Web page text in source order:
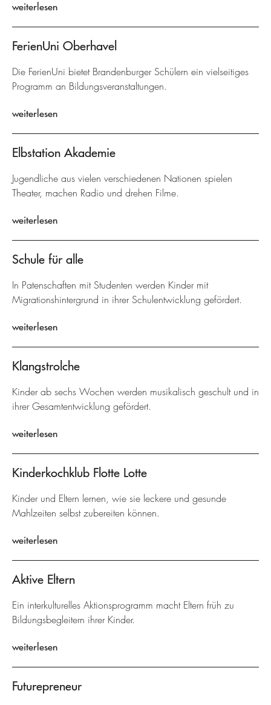
weiterlesen
FerienUni Oberhavel
Die FerienUni bietet Brandenburger Schülern ein vielseitiges
Programm an Bildungsveranstaltungen.
weiterlesen
Elbstation Akademie
Jugendliche aus vielen verschiedenen Nationen spielen
Theater, machen Radio und drehen Filme.
weiterlesen
Schule für alle
In Patenschaften mit Studenten werden Kinder mit
Migrationshintergrund in ihrer Schulentwicklung gefördert.
weiterlesen
Klangstrolche
Kinder ab sechs Wochen werden musikalisch geschult und in
ihrer Gesamtentwicklung gefördert.
weiterlesen
Kinderkochklub Flotte Lotte
Kinder und Eltern lernen, wie sie leckere und gesunde
Mahlzeiten selbst zubereiten können.
weiterlesen
Aktive Eltern
Ein interkulturelles Aktionsprogramm macht Eltern früh zu
Bildungsbegleitern ihrer Kinder.
weiterlesen
Futurepreneur